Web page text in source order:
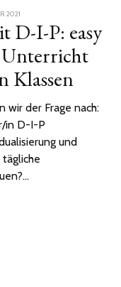
2021
OKTOBER
2021
D-I-P: easy
Klassen
wir der Frage nach:
in D-I-P
und